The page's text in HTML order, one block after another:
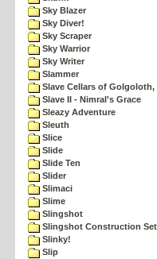
Sky Blazer
Sky Diver!
Sky Scraper
Sky Warrior
Sky Writer
Slammer
Slave Cellars of Golgoloth,
Slave II - Nimral's Grace
Sleazy Adventure
Sleuth
Slice
Slide
Slide Ten
Slider
Slimaci
Slime
Slingshot
Slingshot Construction Set
Slinky!
Slip